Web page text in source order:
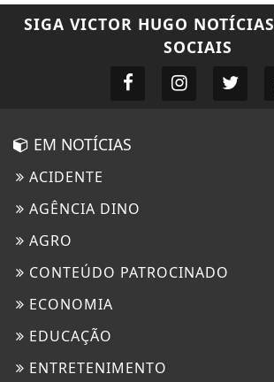
SIGA VICTOR HUGO NOTÍCIAS
SOCIAIS
EM NOTÍCIAS
ACIDENTE
AGÊNCIA DINO
AGRO
CONTEÚDO PATROCINADO
ECONOMIA
EDUCAÇÃO
ENTRETENIMENTO